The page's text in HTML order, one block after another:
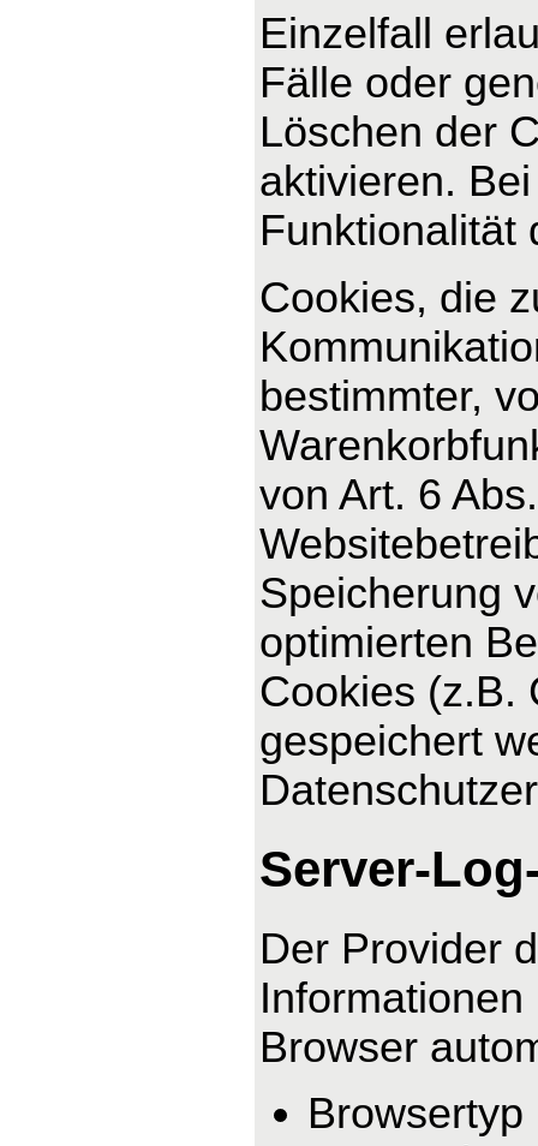
Einzelfall
Fälle oder
Löschen der
aktivieren.
Funktionalität
Cookies, die
bestimmter,
von Art. 6
Speicherung
optimierten
Cookies (z.B.
gespeichert
Server-
Der Provider
Browser